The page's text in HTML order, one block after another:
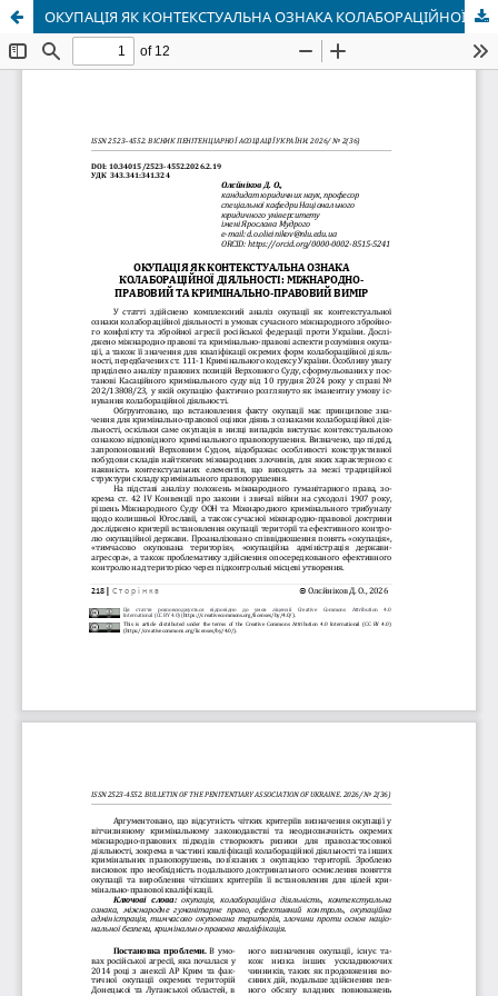
ОКУПАЦІЯ ЯК КОНТЕКСТУАЛЬНА ОЗНАКА КОЛАБОРАЦІЙНОЇ ДІЯЛЬНОСТІ: МІЖНАРОДНО-ПРАВОВИЙ ТА КРИМІНАЛЬНО-ПРАВОВИЙ ВИМІР